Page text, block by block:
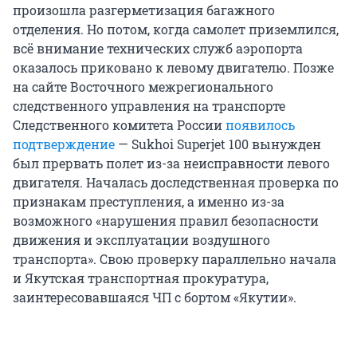
произошла разгерметизация багажного
отделения. Но потом, когда самолет приземлился,
всё внимание технических служб аэропорта
оказалось приковано к левому двигателю. Позже
на сайте Восточного межрегионального
следственного управления на транспорте
Следственного комитета Россиипоявилось
подтверждение — Sukhoi Superjet 100 вынужден
был прервать полет из-за неисправности левого
двигателя. Началась доследственная проверка по
признакам преступления, а именно из-за
возможного «нарушения правил безопасности
движения и эксплуатации воздушного
транспорта». Свою проверку параллельно начала
и Якутская транспортная прокуратура,
заинтересовавшаяся ЧП с бортом «Якутии».